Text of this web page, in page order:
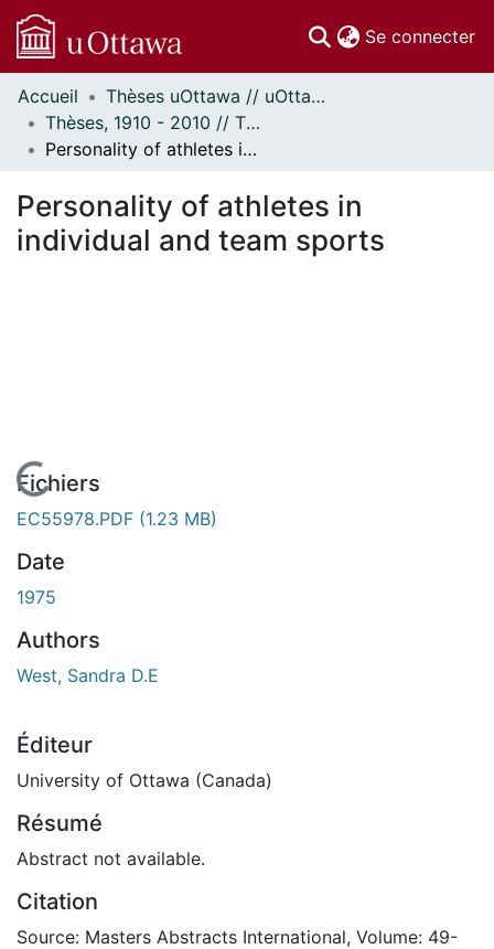
Se connecter
Communautés
et collections
Parcourir
À propos
Accueil
Thèses uOttawa // uOttawa Theses
Thèses, 1910 - 2010 // Theses, 1910 - 2010
Personality of athletes in individual and team sports
Personality of athletes in
individual and team sports
En cours de chargement...
Fichiers
EC55978.PDF (1.23 MB)
Date
1975
Authors
West, Sandra D.E
Éditeur
University of Ottawa (Canada)
Résumé
Abstract not available.
Citation
Source: Masters Abstracts International, Volume: 49-